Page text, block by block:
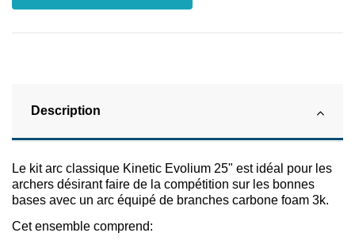
Description
Le kit arc classique Kinetic Evolium 25" est idéal pour les
archers désirant faire de la compétition sur les bonnes
bases avec un arc équipé de branches carbone foam 3k.
Cet ensemble comprend: